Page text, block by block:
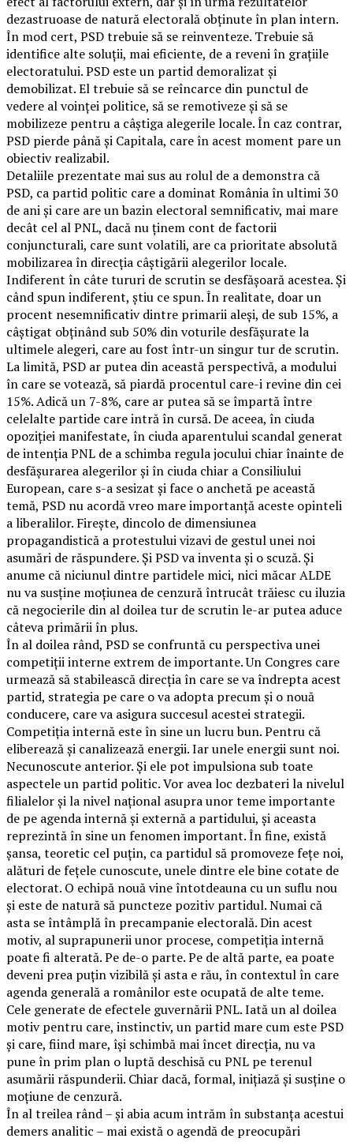
dezastruoase de natură electorală obținute în plan intern.
În mod cert, PSD trebuie să se reinventeze. Trebuie să
identifice alte soluții, mai eficiente, de a reveni în grațiile
electoratului. PSD este un partid demoralizat și
demobilizat. El trebuie să se reîncarce din punctul de
vedere al voinței politice, să se remotiveze și să se
mobilizeze pentru a câștiga alegerile locale. În caz contrar,
PSD pierde până și Capitala, care în acest moment pare un
obiectiv realizabil.
Detaliile prezentate mai sus au rolul de a demonstra că
PSD, ca partid politic care a dominat România în ultimi 30
de ani și care are un bazin electoral semnificativ, mai mare
decât cel al PNL, dacă nu ținem cont de factorii
conjuncturali, care sunt volatili, are ca prioritate absolută
mobilizarea în direcția câștigării alegerilor locale.
Indiferent în câte tururi de scrutin se desfășoară acestea. Și
când spun indiferent, știu ce spun. În realitate, doar un
procent nesemnificativ dintre primarii aleși, de sub 15%, a
câștigat obținând sub 50% din voturile desfășurate la
ultimele alegeri, care au fost într-un singur tur de scrutin.
La limită, PSD ar putea din această perspectivă, a modului
în care se votează, să piardă procentul care-i revine din cei
15%. Adică un 7-8%, care ar putea să se împartă între
celelalte partide care intră în cursă. De aceea, în ciuda
opoziției manifestate, în ciuda aparentului scandal generat
de intenția PNL de a schimba regula jocului chiar înainte de
desfășurarea alegerilor și în ciuda chiar a Consiliului
European, care s-a sesizat și face o anchetă pe această
temă, PSD nu acordă vreo mare importanță aceste opinteli
a liberalilor. Firește, dincolo de dimensiunea
propagandistică a protestului vizavi de gestul unei noi
asumări de răspundere. Și PSD va inventa și o scuză. Și
anume că niciunul dintre partidele mici, nici măcar ALDE
nu va susține moțiunea de cenzură întrucât trăiesc cu iluzia
că negocierile din al doilea tur de scrutin le-ar putea aduce
câteva primării în plus.
În al doilea rând, PSD se confruntă cu perspectiva unei
competiții interne extrem de importante. Un Congres care
urmează să stabilească direcția în care se va îndrepta acest
partid, strategia pe care o va adopta precum și o nouă
conducere, care va asigura succesul acestei strategii.
Competiția internă este în sine un lucru bun. Pentru că
eliberează și canalizează energii. Iar unele energii sunt noi.
Necunoscute anterior. Și ele pot impulsiona sub toate
aspectele un partid politic. Vor avea loc dezbateri la nivelul
filialelor și la nivel național asupra unor teme importante
de pe agenda internă și externă a partidului, și aceasta
reprezintă în sine un fenomen important. În fine, există
șansa, teoretic cel puțin, ca partidul să promoveze fețe noi,
alături de fețele cunoscute, unele dintre ele bine cotate de
electorat. O echipă nouă vine întotdeauna cu un suflu nou
și este de natură să puncteze pozitiv partidul. Numai că
asta se întâmplă în precampanie electorală. Din acest
motiv, al suprapunerii unor procese, competiția internă
poate fi alterată. Pe de-o parte. Pe de altă parte, ea poate
deveni prea puțin vizibilă și asta e rău, în contextul în care
agenda generală a românilor este ocupată de alte teme.
Cele generate de efectele guvernării PNL. Iată un al doilea
motiv pentru care, instinctiv, un partid mare cum este PSD
și care, fiind mare, își schimbă mai încet direcția, nu va
pune în prim plan o luptă deschisă cu PNL pe terenul
asumării răspunderii. Chiar dacă, formal, inițiază și susține o
moțiune de cenzură.
În al treilea rând – și abia acum intrăm în substanța acestui
demers analitic – mai există o agendă de preocupări